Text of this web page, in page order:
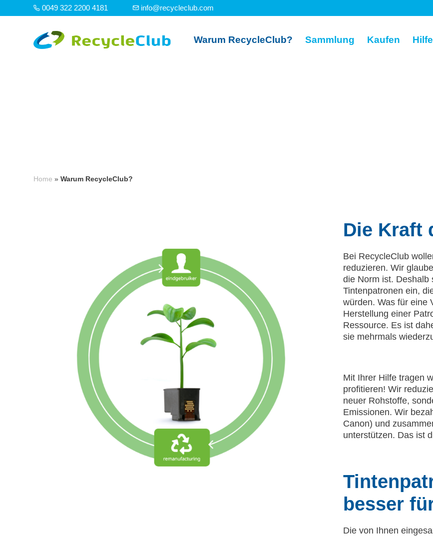
0049 322 2200 4181 info@recycleclub.com
Warum RecycleClub? Sammlung Kaufen Hilfe
Home »Warum RecycleClub?
Die Kraft
Bei RecycleClub
reduzieren. Wir
die Norm ist. Deshalb
Tintenpatronen ein,
würden. Was für eine
Herstellung einer
Ressource. Es ist
sie mehrmals
Mit Ihrer Hilfe tragen
profitieren! Wir
neuer Rohstoffe,
Emissionen. Wir
Canon) und
unterstützen. Das ist
besser
Die von Ihnen